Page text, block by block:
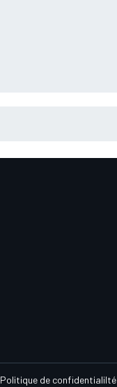
Politique de confidentialilté